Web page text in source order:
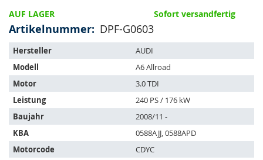
AUF LAGER
Artikelnummer DPF-G0603
Sofort versandfertig
Der
Artikel
passt
auf
folgende
Fahrzeuge:
Hersteller
AUDI
Modell
A6 Allroad
Motor
3.0 TDI
Leistung
240 PS / 176 kW
Baujahr
2008/11 -
KBA
0588AJJ, 0588APD
Motorcode
CDYC
springen